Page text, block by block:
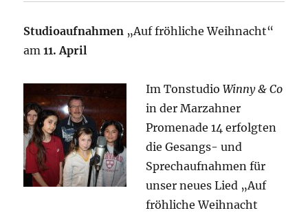
Studioaufnahmen „Auf fröhliche Weihnacht“
am 11. April
Im TonstudioWinny & Co
in der Marzahner
Promenade 14 erfolgten
die Gesangs- und
Sprechaufnahmen für
unser neues Lied „Auf
fröhliche Weihnacht